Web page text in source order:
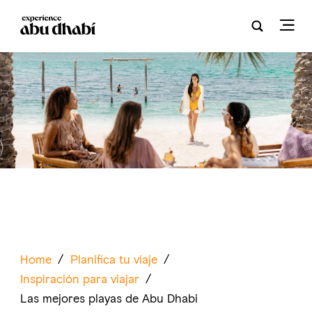
Home / Planifica tu viaje /
Inspiración para viajar /
Las mejores playas de Abu Dhabi